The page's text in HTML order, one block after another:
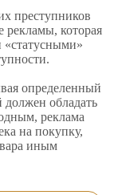
преступников
рекламы, которая
«статусными»
определенный
должен обладать
реклама
на покупку,
иным